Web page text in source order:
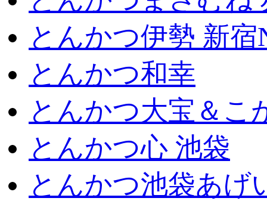
とんかつ伊勢 新宿
とんかつ和幸
とんかつ大宝＆こ
とんかつ心 池袋
とんかつ池袋あげ